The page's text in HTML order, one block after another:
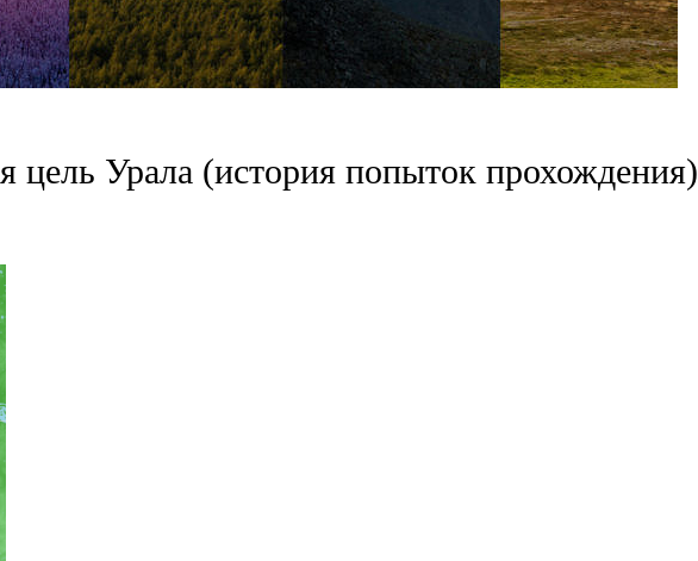
цель Урала (история попыток прохождения)